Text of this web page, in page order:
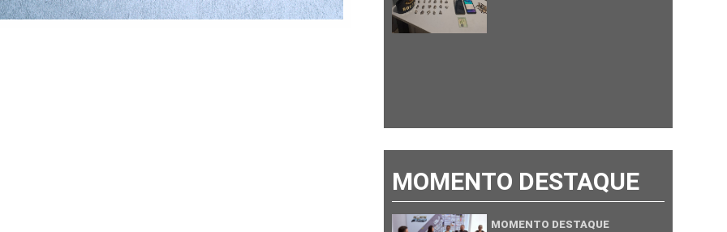
MOMENTO DESTAQUE
MOMENTO DESTAQUE